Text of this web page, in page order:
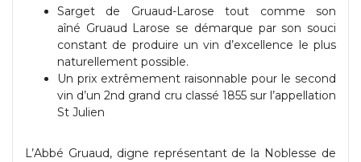
Sarget de Gruaud-Larose tout comme son
aîné Gruaud Larose se démarque par son souci
constant de produire un vin d’excellence le plus
naturellement possible.
Un prix extrêmement raisonnable pour le second
vin d’un 2nd grand cru classé 1855 sur l’appellation
St Julien
L’Abbé Gruaud, digne représentant de la Noblesse de